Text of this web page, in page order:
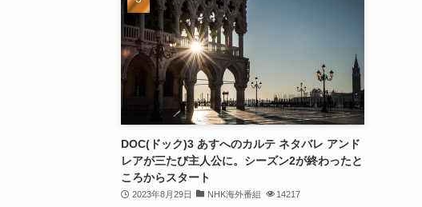
DOC(ドック)3 あすへのカルテ ネタバレ アンド
レアが三たび主人公に。シーズン2が終わったと
ころからスタート
2023年8月29日 NHK海外番組 14217